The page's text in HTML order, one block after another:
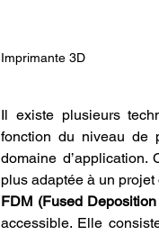
Imprimante 3D
Il existe plusieurs
fonction du niveau de
domaine
plus adaptée à un projet
FDM (Fused
accessible. Elle